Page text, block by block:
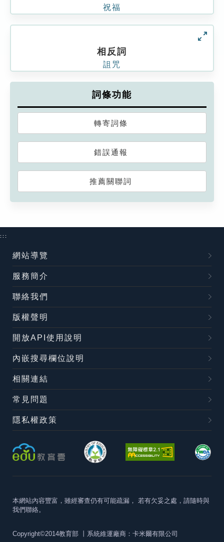
祝福
相反詞
詛咒
詞條功能
轉寄詞條
錯誤通報
推薦關聯詞
:::
網站導覽
服務簡介
聯絡我們
版權聲明
開放API使用說明
內嵌搜尋欄位說明
相關連結
常見問題
隱私權政策
本網站內容豐富，雖經審查仍有可能疏漏， 若有欠妥之處，請隨時與
我們聯絡。
Copyright©2014教育部 丨系統維運廠商：卡米爾有限公司